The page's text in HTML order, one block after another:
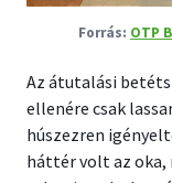
OTP
Az átutalási
ellenére csak
húszezren
háttér volt az oka,